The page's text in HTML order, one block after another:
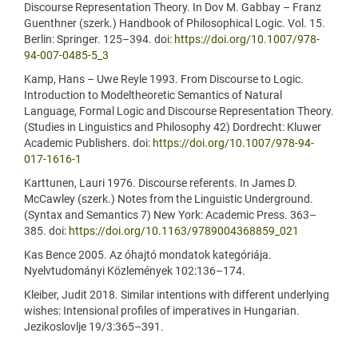
Discourse Representation Theory. In Dov M. Gabbay – Franz
Guenthner (szerk.) Handbook of Philosophical Logic. Vol. 15.
Berlin: Springer. 125–394. doi: https://doi.org/10.1007/978-
94-007-0485-5_3
Kamp, Hans – Uwe Reyle 1993. From Discourse to Logic.
Introduction to Modeltheoretic Semantics of Natural
Language, Formal Logic and Discourse Representation Theory.
(Studies in Linguistics and Philosophy 42) Dordrecht: Kluwer
Academic Publishers. doi: https://doi.org/10.1007/978-94-
017-1616-1
Karttunen, Lauri 1976. Discourse referents. In James D.
McCawley (szerk.) Notes from the Linguistic Underground.
(Syntax and Semantics 7) New York: Academic Press. 363–
385. doi: https://doi.org/10.1163/9789004368859_021
Kas Bence 2005. Az óhajtó mondatok kategóriája.
Nyelvtudományi Közlemények 102:136–174.
Kleiber, Judit 2018. Similar intentions with different underlying
wishes: Intensional profiles of imperatives in Hungarian.
Jezikoslovlje 19/3:365–391.